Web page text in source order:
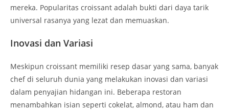
mereka. Popularitas croissant adalah bukti dari daya tarik
universal rasanya yang lezat dan memuaskan.
Inovasi dan Variasi
Meskipun croissant memiliki resep dasar yang sama, banyak
chef di seluruh dunia yang melakukan inovasi dan variasi
dalam penyajian hidangan ini. Beberapa restoran
menambahkan isian seperti cokelat, almond, atau ham dan